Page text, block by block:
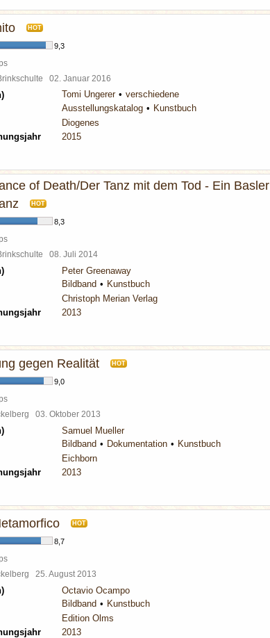
HOT
9,3
02. Januar 2016
Tomi Ungerer
verschiedene
Ausstellungskatalog
Kunstbuch
Diogenes
2015
of Death/Der Tanz mit dem Tod - Ein Basler
HOT
8,3
08. Juli 2014
Peter Greenaway
Bildband
Kunstbuch
Christoph Merian Verlag
2013
gegen Realität HOT
9,0
03. Oktober 2013
Samuel Mueller
Bildband Dokumentation
Kunstbuch
Eichborn
2013
HOT
8,7
25. August 2013
Octavio Ocampo
Bildband
Kunstbuch
Edition Olms
2013